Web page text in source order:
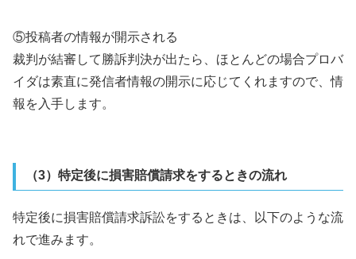
⑤投稿者の情報が開示される
裁判が結審して勝訴判決が出たら、ほとんどの場合プロバ
イダは素直に発信者情報の開示に応じてくれますので、情
報を入手します。
（3）特定後に損害賠償請求をするときの流れ
特定後に損害賠償請求訴訟をするときは、以下のような流
れで進みます。